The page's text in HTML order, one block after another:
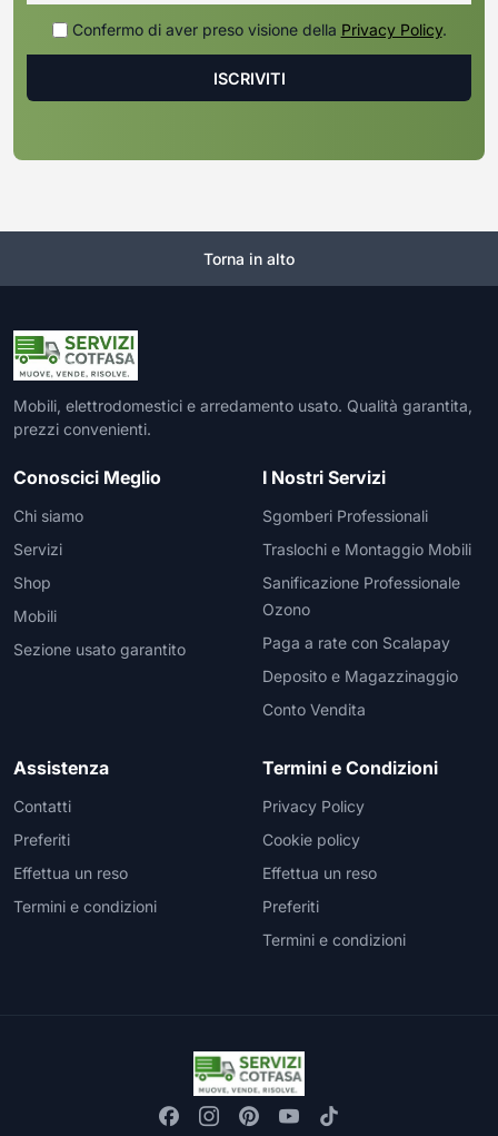
Confermo di aver preso visione della Privacy Policy.
Torna in alto
Mobili, elettrodomestici e arredamento usato. Qualità garantita,
prezzi convenienti.
Conoscici Meglio
Chi siamo
Servizi
Shop
Mobili
Sezione usato garantito
I Nostri Servizi
Sgomberi Professionali
Traslochi e Montaggio Mobili
Sanificazione Professionale
Ozono
Paga a rate con Scalapay
Deposito e Magazzinaggio
Conto Vendita
Assistenza
Contatti
Preferiti
Effettua un reso
Termini e condizioni
Termini e Condizioni
Privacy Policy
Cookie policy
Effettua un reso
Preferiti
Termini e condizioni